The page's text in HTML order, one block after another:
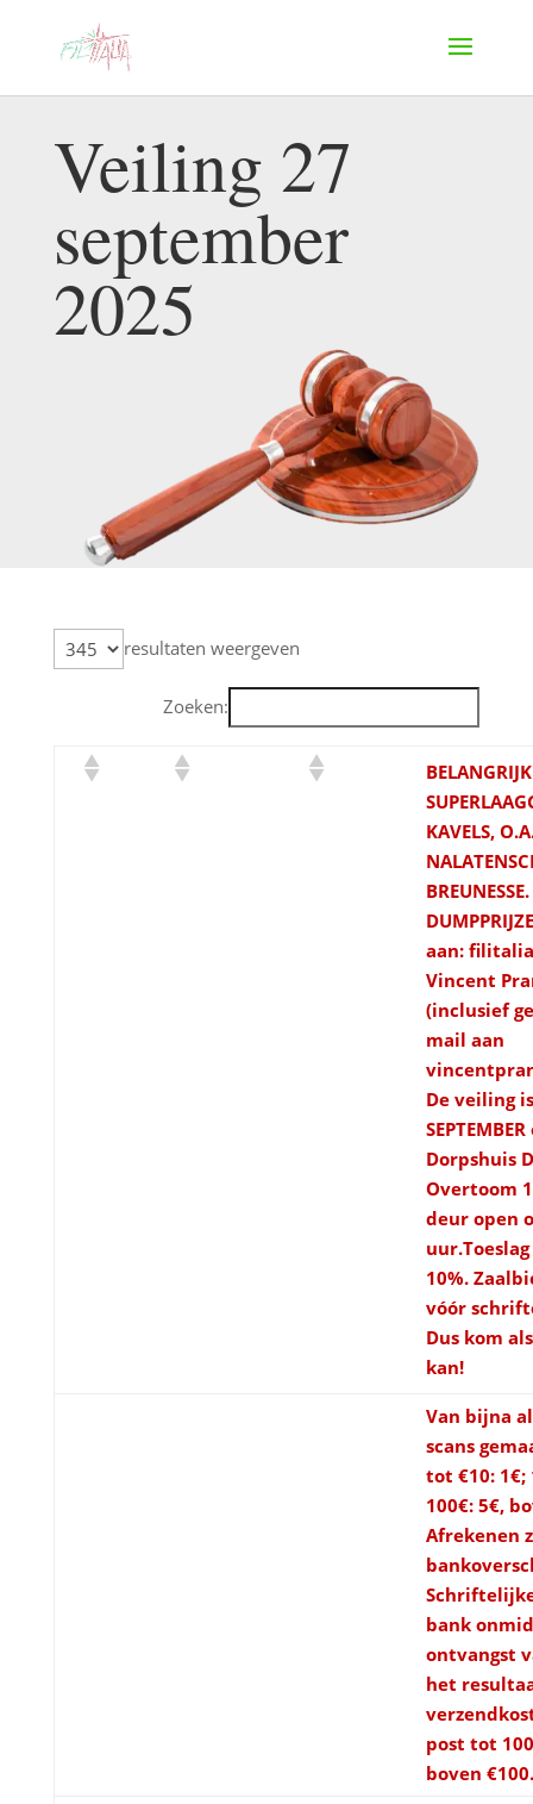
Veiling 27
september
2025
resultaten weergeven
Zoeken:
KAVELS,
aan:
Vincent
(inclusief
mail aan
De veiling
Dorpshuis
Overtoom
deur open
10%.
vóór
Dus kom
kan!
Van bijna
scans
tot €10: 1€;
100€: 5€,
Afrekenen
bank
ontvangst
het
post tot
boven €100.